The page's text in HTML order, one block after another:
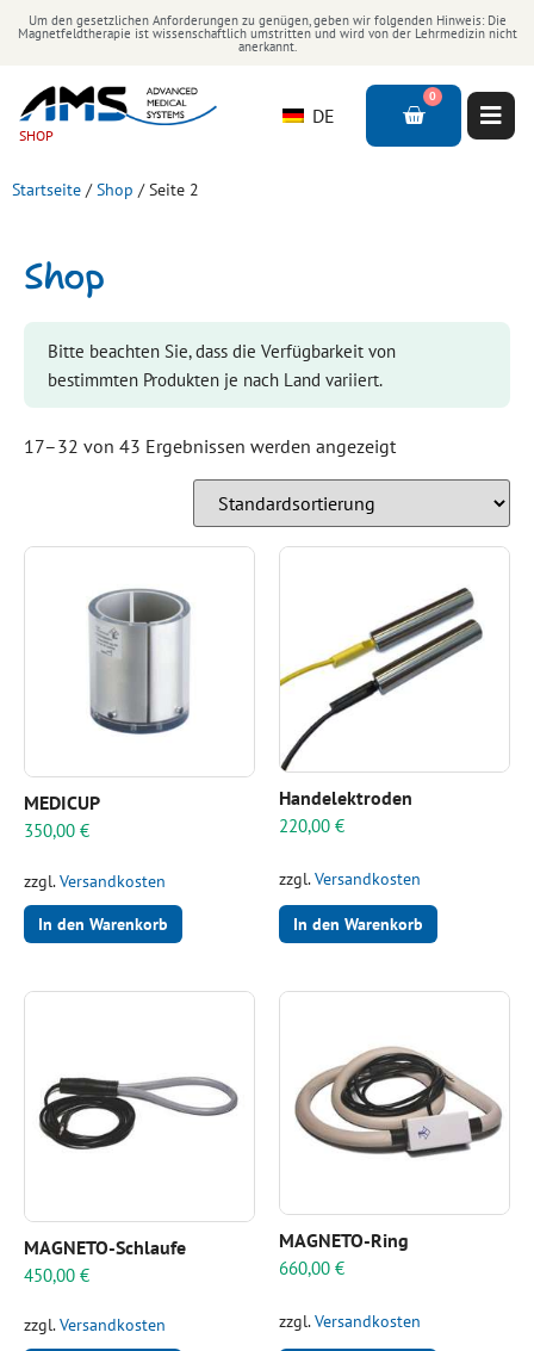
Um den gesetzlichen Anforderungen zu genügen, geben wir folgenden Hinweis: Die
Magnetfeldtherapie ist wissenschaftlich umstritten und wird von der Lehrmedizin nicht
anerkannt.
SHOP
DE
0
Startseite /Shop / Seite 2
Shop
Bitte beachten Sie, dass die Verfügbarkeit von
bestimmten Produkten je nach Land variiert.
17–32 von 43 Ergebnissen werden angezeigt
MEDICUP
350,00 €
zzgl.Versandkosten
In den Warenkorb
Handelektroden
220,00 €
zzgl.Versandkosten
In den Warenkorb
MAGNETO-Schlaufe
450,00 €
zzgl.Versandkosten
MAGNETO-Ring
660,00 €
zzgl.Versandkosten